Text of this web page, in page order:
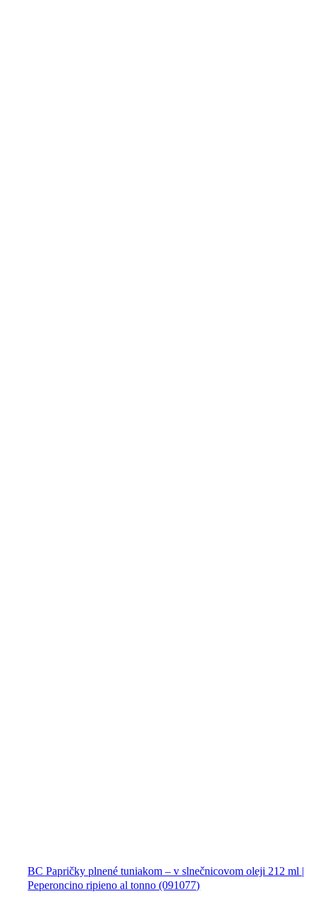
BC Papričky plnené tuniakom – v slnečnicovom oleji 212 ml |
Peperoncino ripieno al tonno (091077)